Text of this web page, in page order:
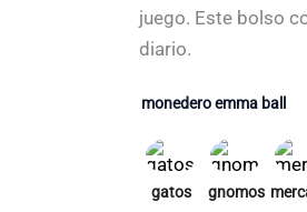
juego. Este bolso
diario.
monedero emma ball